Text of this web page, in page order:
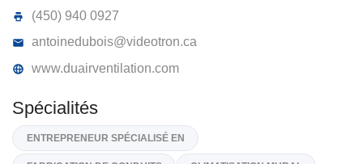
DU-AIR VENTILATION
(514) 809 8214
(450) 940 0927